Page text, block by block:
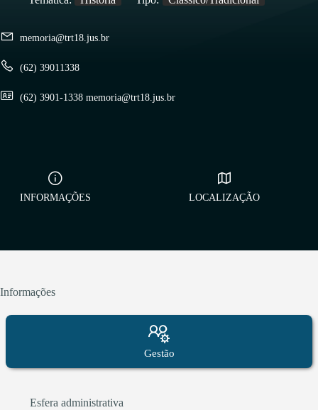
memoria@trt18.jus.br
(62) 39011338
(62) 3901-1338 memoria@trt18.jus.br
INFORMAÇÕES LOCALIZAÇÃO
Informações
Gestão
Esfera administrativa